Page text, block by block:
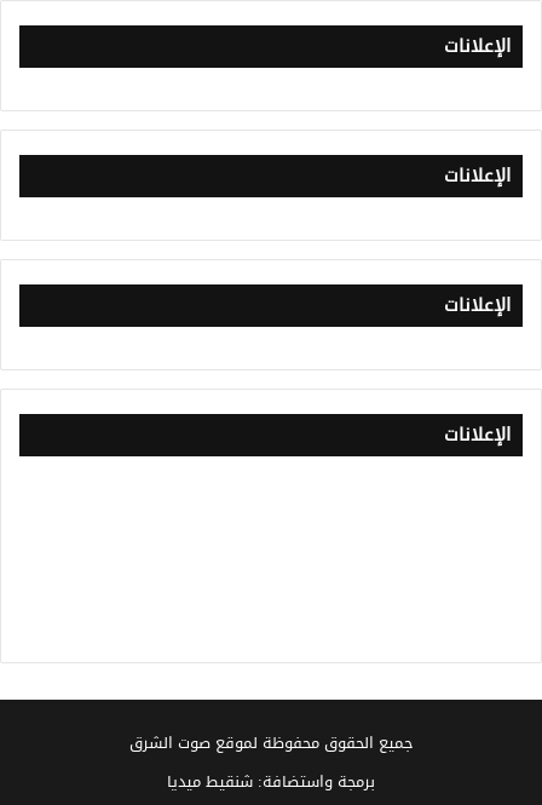
الإعلانات
الإعلانات
الإعلانات
الإعلانات
جميع الحقوق محفوظة لموقع صوت الشرق
برمجة واستضافة: شنقيط ميديا